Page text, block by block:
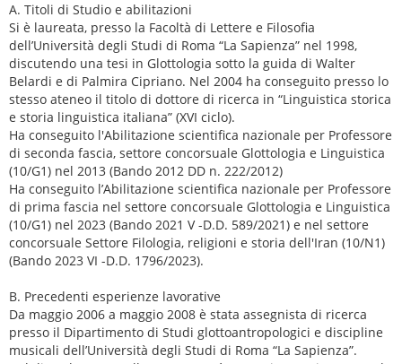
A. Titoli di Studio e abilitazioni
Si è laureata, presso la Facoltà di Lettere e Filosofia
dell’Università degli Studi di Roma “La Sapienza” nel 1998,
discutendo una tesi in Glottologia sotto la guida di Walter
Belardi e di Palmira Cipriano. Nel 2004 ha conseguito presso lo
stesso ateneo il titolo di dottore di ricerca in “Linguistica storica
e storia linguistica italiana” (XVI ciclo).
Ha conseguito l'Abilitazione scientifica nazionale per Professore
di seconda fascia, settore concorsuale Glottologia e Linguistica
(10/G1) nel 2013 (Bando 2012 DD n. 222/2012)
Ha conseguito l’Abilitazione scientifica nazionale per Professore
di prima fascia nel settore concorsuale Glottologia e Linguistica
(10/G1) nel 2023 (Bando 2021 V -D.D. 589/2021) e nel settore
concorsuale Settore Filologia, religioni e storia dell'Iran (10/N1)
(Bando 2023 VI -D.D. 1796/2023).
B. Precedenti esperienze lavorative
Da maggio 2006 a maggio 2008 è stata assegnista di ricerca
presso il Dipartimento di Studi glottoantropologici e discipline
musicali dell’Università degli Studi di Roma “La Sapienza”.